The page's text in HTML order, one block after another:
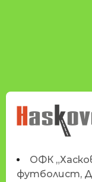
ОФК
футболист,